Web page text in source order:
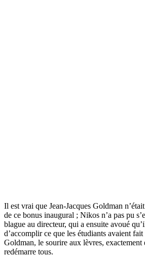
Il est vrai que Jean-Jacques Goldman
de ce bonus inaugural ; Nikos n’a pas pu
blague au directeur, qui a ensuite avoué
d’accomplir ce que les étudiants avaient
Goldman, le sourire aux lèvres, exactement
redémarre tous.